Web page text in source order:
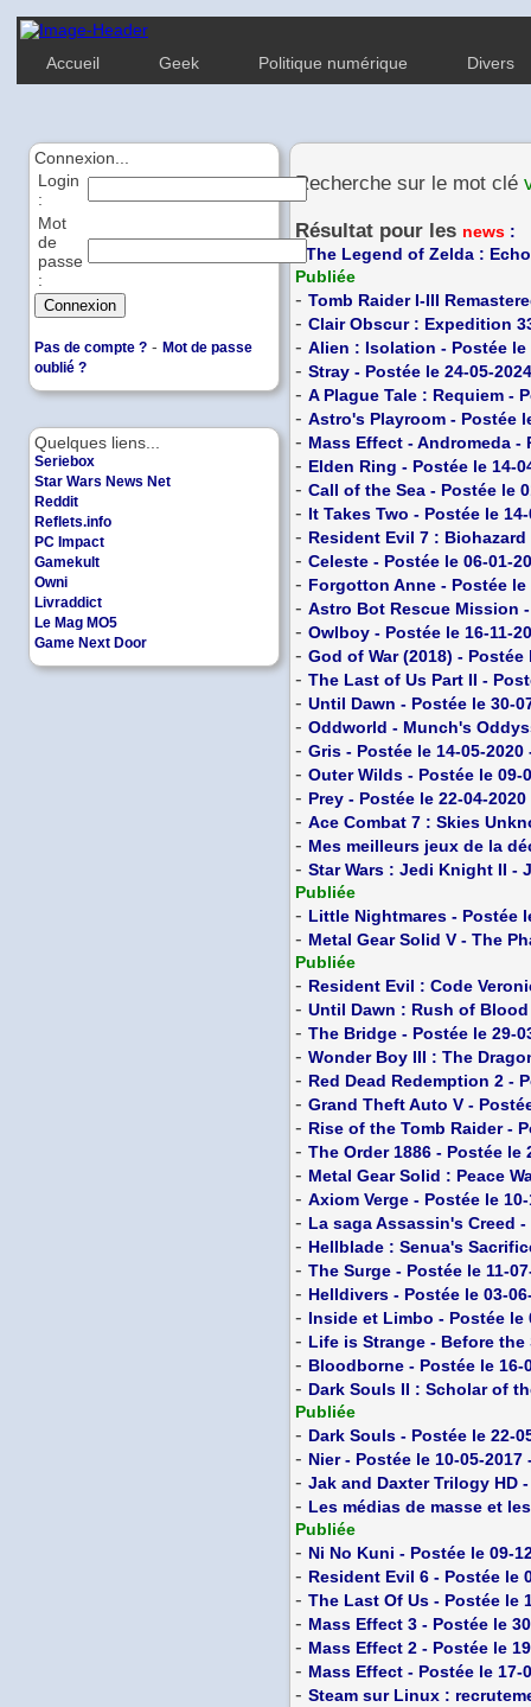
Accueil Geek Politique numérique Divers
Quelques liens...
Seriebox
Star Wars News Net
Reddit
Reflets.info
PC Impact
Gamekult
Owni
Livraddict
Le Mag MO5
Game Next Door
Connexion...
Login
:
Mot
de
passe
:
Pas de compte ? - Mot de passe
oublié ?
Recherche sur le mot clé
Résultat pour les news :
The Legend of Zelda :
Publiée
- Tomb Raider I-III
- Clair Obscur : Expedition
- Alien : Isolation - Postée le
- Stray - Postée le 24-05-
- A Plague Tale : Requiem -
- Astro's Playroom - Postée
- Mass Effect - Andromeda -
- Elden Ring - Postée le 14-
- Call of the Sea - Postée le
- It Takes Two - Postée le
- Resident Evil 7 :
- Celeste - Postée le 06-01-
- Forgotton Anne - Postée le
- Astro Bot Rescue Mission
- Owlboy - Postée le 16-11-
- God of War (2018) -
- The Last of Us Part II -
- Until Dawn - Postée le 30-
- Oddworld - Munch's
- Gris - Postée le 14-05-
- Outer Wilds - Postée le 09-
- Prey - Postée le 22-04-
- Ace Combat 7 : Skies
- Mes meilleurs jeux de la
- Star Wars : Jedi Knight II -
Publiée
- Little Nightmares - Postée
- Metal Gear Solid V - The
Publiée
- Resident Evil : Code
- Until Dawn : Rush of
- The Bridge - Postée le 29-
- Wonder Boy III : The
- Red Dead Redemption 2 -
- Grand Theft Auto V -
- Rise of the Tomb Raider -
- The Order 1886 - Postée le
- Metal Gear Solid : Peace
- Axiom Verge - Postée le
- La saga Assassin's Creed
- Hellblade : Senua's
- The Surge - Postée le 11-
- Helldivers - Postée le 03-
- Inside et Limbo - Postée le
- Life is Strange - Before
- Bloodborne - Postée le 16-
- Dark Souls II : Scholar of
Publiée
- Dark Souls - Postée le 22-
- Nier - Postée le 10-05-2017
- Jak and Daxter Trilogy HD
- Les médias de masse et
Publiée
- Ni No Kuni - Postée le 09-
- Resident Evil 6 - Postée le
- The Last Of Us - Postée le
- Mass Effect 3 - Postée le
- Mass Effect 2 - Postée le
- Mass Effect - Postée le 17-
- Steam sur Linux :